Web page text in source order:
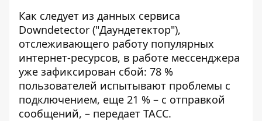
Как следует из данных сервиса
Downdetector ("Даундетектор"),
отслеживающего работу популярных
интернет-ресурсов, в работе мессенджера
уже зафиксирован сбой: 78 %
пользователей испытывают проблемы с
подключением, еще 21 % – с отправкой
сообщений, – передает ТАСС.